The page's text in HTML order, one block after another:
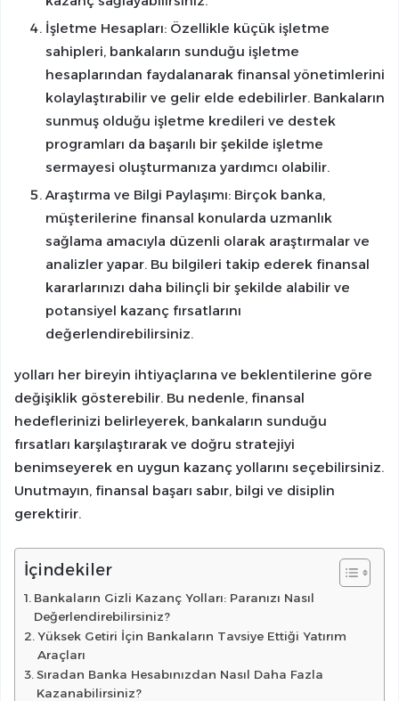
İşletme Hesapları: Özellikle küçük işletme
sahipleri, bankaların sunduğu işletme
hesaplarından faydalanarak finansal yönetimlerini
kolaylaştırabilir ve gelir elde edebilirler. Bankaların
sunmuş olduğu işletme kredileri ve destek
programları da başarılı bir şekilde işletme
sermayesi oluşturmanıza yardımcı olabilir.
Araştırma ve Bilgi Paylaşımı: Birçok banka,
müşterilerine finansal konularda uzmanlık
sağlama amacıyla düzenli olarak araştırmalar ve
analizler yapar. Bu bilgileri takip ederek finansal
kararlarınızı daha bilinçli bir şekilde alabilir ve
potansiyel kazanç fırsatlarını
değerlendirebilirsiniz.
yolları her bireyin ihtiyaçlarına ve beklentilerine göre
değişiklik gösterebilir. Bu nedenle, finansal
hedeflerinizi belirleyerek, bankaların sunduğu
fırsatları karşılaştırarak ve doğru stratejiyi
benimseyerek en uygun kazanç yollarını seçebilirsiniz.
Unutmayın, finansal başarı sabır, bilgi ve disiplin
gerektirir.
İçindekiler
Bankaların Gizli Kazanç Yolları: Paranızı Nasıl
Değerlendirebilirsiniz?
Yüksek Getiri İçin Bankaların Tavsiye Ettiği Yatırım
Araçları
Sıradan Banka Hesabınızdan Nasıl Daha Fazla
Kazanabilirsiniz?